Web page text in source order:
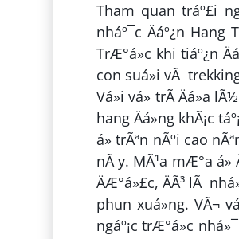
Tham quan tráº£i
nháº¯c Äáº¿n Hang
TrÆ°á»c khi tiáº¿n
con suá»i vÃ
Vá»i vá» trÃ­
hang Äá»ng khÃ¡c
á» trÃªn nÃºi cao
nÃ y. MÃ¹a mÆ°a á»
ÄÆ°á»£c, ÄÃ³ lÃ
phun xuá»ng. VÃ¬
ngáº¡c trÆ°á»c